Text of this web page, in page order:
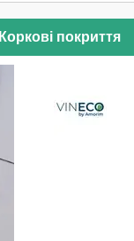
Коркові покриття